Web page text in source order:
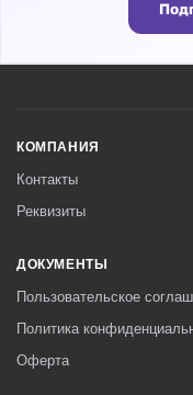
КОМПАНИЯ
Контакты
Реквизиты
ДОКУМЕНТЫ
Пользовательское
Политика
Оферта